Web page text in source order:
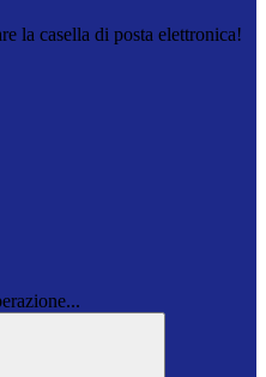
la casella di posta elettronica!